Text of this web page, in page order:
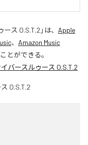
ス O.S.T.2 」は、 Apple
、 Amazon Music
とができる。
バースルゥース O.S.T.2